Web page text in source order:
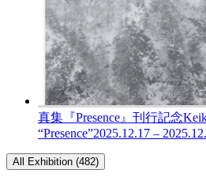
真集『Presence』刊行記念
“Presence”2025.12.17 –
All Exhibition (482)